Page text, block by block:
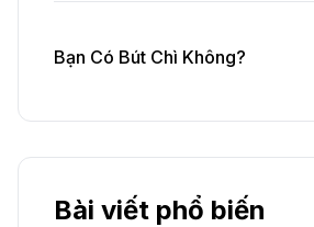
Bạn Có Bút Chì Không?
Bài viết phổ biến